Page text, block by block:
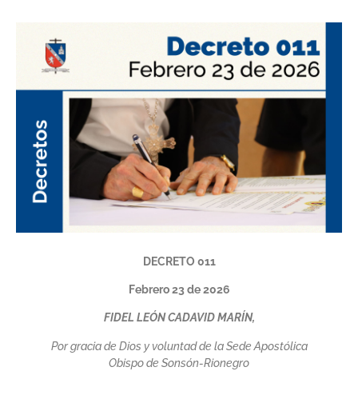
DECRETO 011
Febrero 23 de 2026
FIDEL LEÓN CADAVID MARÍN,
Por gracia de Dios y voluntad de la Sede Apostólica
Obispo de Sonsón-Rionegro